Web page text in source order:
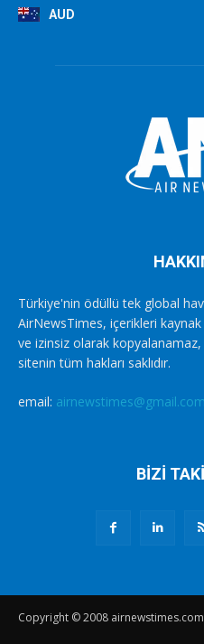
AUD
Türkiye'nin ödüllü tek global
AirNewsTimes, içerikleri kaynak
ve izinsiz olarak
sitenin tüm hakları saklıdır.
email: airnewstimes@gmail.com
BİZİ
Copyright © 2008 airnewstimes.com